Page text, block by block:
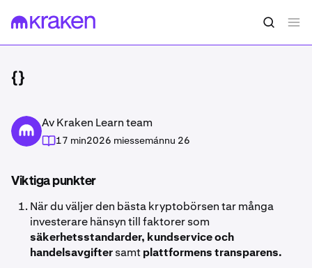
{}
Av Kraken Learn team
17 min2026 miessemánnu 26
Viktiga punkter
När du väljer den bästa kryptobörsen tar många
investerare hänsyn till faktorer som
säkerhetsstandarder, kundservice och
handelsavgiftersamtplattformens transparens.